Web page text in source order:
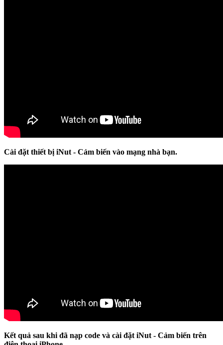
Cài đặt thiết bị iNut - Cảm biến vào mạng nhà bạn.
Kết quả sau khi đã nạp code và cài đặt iNut - Cảm biến trên